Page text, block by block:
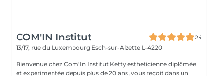
COM'IN Institut
24
13/17, rue du Luxembourg Esch-sur-Alzette L-4220
Bienvenue chez Com'In Institut Ketty estheticienne diplômée
et expérimentée depuis plus de 20 ans ,vous reçoit dans un